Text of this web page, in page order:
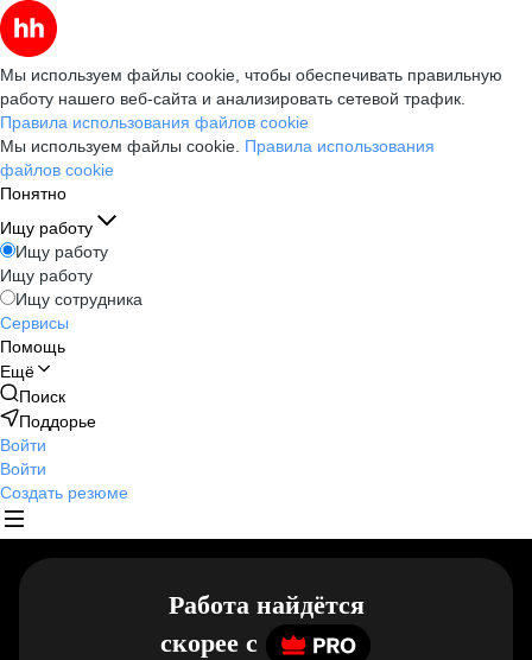
Мы используем файлы cookie, чтобы обеспечивать правильную
работу нашего веб-сайта и анализировать сетевой трафик.
Правила использования файлов cookie
Мы используем файлы cookie. Правила использования
файлов cookie
Понятно
Ищу работу
Ищу работу
Ищу работу
Ищу сотрудника
Сервисы
Помощь
Ещё
Поиск
Поддорье
Войти
Войти
Создать резюме
Работа найдётся
скорее c